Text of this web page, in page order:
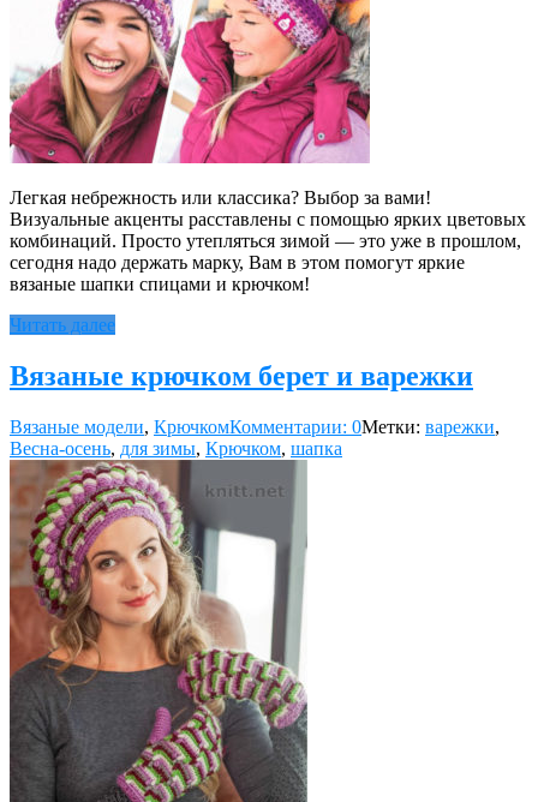
Легкая небрежность или классика? Выбор за вами!
Визуальные акценты расставлены с помощью ярких цветовых
комбинаций. Просто утепляться зимой — это уже в прошлом,
сегодня надо держать марку, Вам в этом помогут яркие
вязаные шапки спицами и крючком!
Читать далее
Вязаные крючком берет и варежки
Вязаные модели, КрючкомКомментарии: 0Метки: варежки,
Весна-осень, для зимы, Крючком, шапка